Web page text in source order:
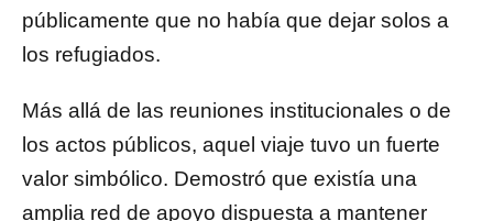
públicamente que no había que dejar solos a
los refugiados.
Más allá de las reuniones institucionales o de
los actos públicos, aquel viaje tuvo un fuerte
valor simbólico. Demostró que existía una
amplia red de apoyo dispuesta a mantener